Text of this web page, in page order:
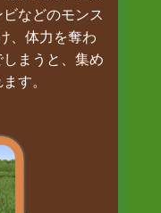
などのモンス
、体力を奪わ
まうと、集め
す。